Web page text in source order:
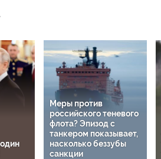
Меры против
российского теневого
флота? Эпизод с
танкером показывает,
насколько беззубы
санкции